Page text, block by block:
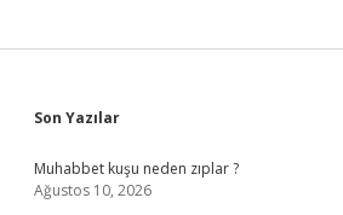
Sidebar
Son Yazılar
Muhabbet kuşu neden zıplar ?
Ağustos 10, 2026